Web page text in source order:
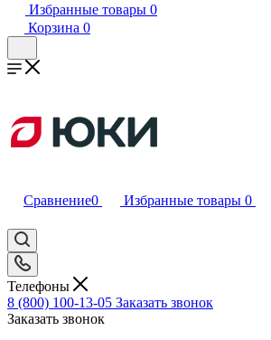
Избранные товары 0
Корзина 0
Сравнение0 Избранные товары 0
Телефоны
8 (800) 100-13-05 Заказать звонок
Заказать звонок